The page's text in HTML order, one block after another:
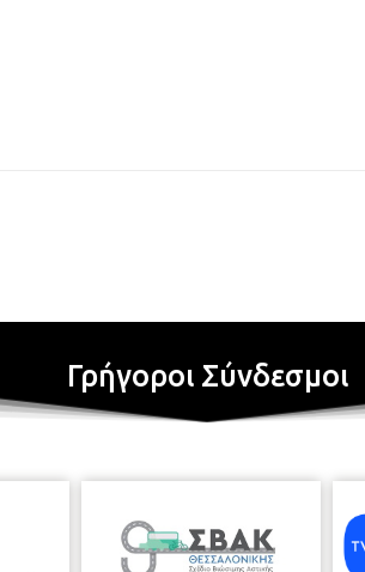
Γρήγοροι Σύνδεσμοι